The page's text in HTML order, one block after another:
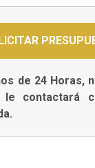
de 24 Horas,
le contactará